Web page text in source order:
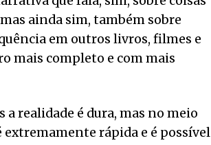
ainda sim, também sobre
em outros livros, filmes e
mais completo e com mais
a realidade é dura, mas no meio
extremamente rápida e é possível